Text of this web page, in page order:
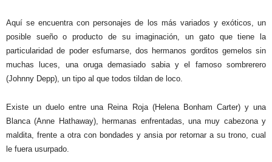
Aquí se encuentra con personajes de los más variados y exóticos, un
posible sueño o producto de su imaginación, un gato que tiene la
particularidad de poder esfumarse, dos hermanos gorditos gemelos sin
muchas luces, una oruga demasiado sabia y el famoso sombrerero
(Johnny Depp), un tipo al que todos tildan de loco.
Existe un duelo entre una Reina Roja (Helena Bonham Carter) y una
Blanca (Anne Hathaway), hermanas enfrentadas, una muy cabezona y
maldita, frente a otra con bondades y ansia por retornar a su trono, cual
le fuera usurpado.